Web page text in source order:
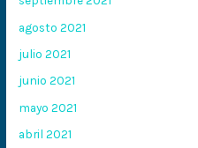
agosto 2021
julio 2021
junio 2021
mayo 2021
abril 2021